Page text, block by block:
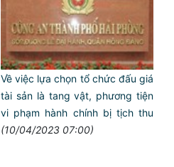
Về việc lựa chọn tổ chức đấu giá
tài sản là tang vật, phương tiện
vi phạm hành chính bị tịch thu
(10/04/2023 07:00)